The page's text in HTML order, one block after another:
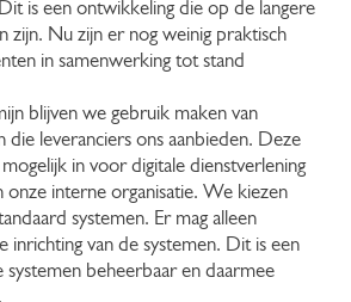
is een ontwikkeling die op de langere
zijn. Nu zijn er nog weinig praktisch
in samenwerking tot stand
blijven we gebruik maken van
die leveranciers ons aanbieden. Deze
in voor digitale dienstverlening
onze interne organisatie. We kiezen
systemen. Er mag alleen
inrichting van de systemen. Dit is een
beheerbaar en daarmee